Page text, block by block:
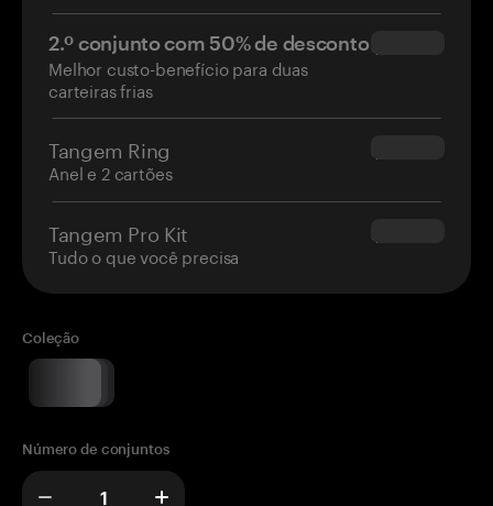
2.º conjunto com 50% de desconto
Melhor custo-benefício para duas
carteiras frias
$34.95
Tangem Ring
Anel e 2 cartões
$160.00
Tangem Pro Kit
Tudo o que você precisa
$180.00
Coleção
Número de conjuntos